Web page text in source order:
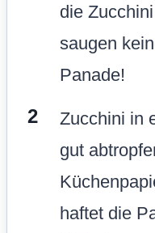
die
saugen
Panade!
Zucchini in
gut
haftet die